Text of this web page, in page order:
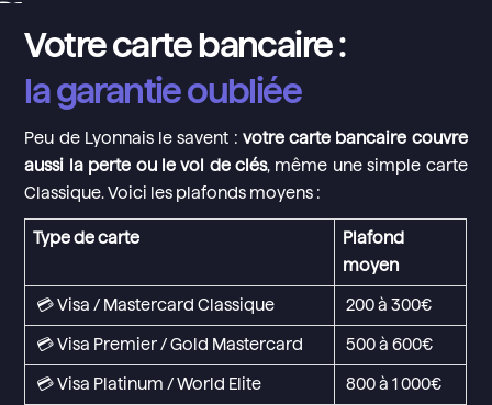
Votre carte bancaire :
la garantie oubliée
Peu de Lyonnais le savent : votre carte bancaire couvre
aussi la perte ou le vol de clés, même une simple carte
Classique. Voici les plafonds moyens :
Type de carte
Plafond
moyen
💳 Visa / Mastercard Classique
200 à 300€
💳 Visa Premier / Gold Mastercard
500 à 600€
💳 Visa Platinum / World Elite
800 à 1 000€